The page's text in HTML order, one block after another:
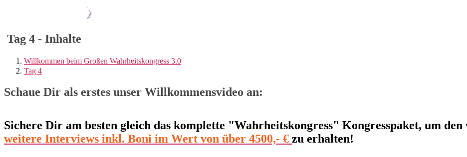
Tag 4 - Inhalte
Willkommen beim Großen Wahrheitskongress 3.0
Tag 4
Schaue Dir als erstes unser Willkommensvideo an:
Sichere Dir am besten gleich das komplette "Wahrheitskongress" Kongresspaket, um
weitere Interviews inkl. Boni im Wert von über 4500,- € zu erhalten!